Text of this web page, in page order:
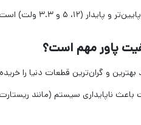
ولت) است که قطعات حساس کامپیوتر بتوانند با آن کار کنند.
پاور مهم است؟
باعث ناپایداری سیستم (مانند